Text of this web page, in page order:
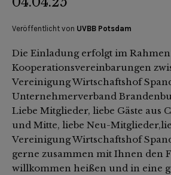
Veröffentlicht von UVBB Potsdam
Die Einladung erfolgt im
Kooperationsvereinbarungen
Vereinigung Wirtschaftshof
Unternehmerverband
Liebe Mitglieder, liebe Gäste aus
und Mitte, liebe Neu-
Vereinigung Wirtschaftshof
gerne zusammen mit Ihnen den
willkommen heißen und in eine